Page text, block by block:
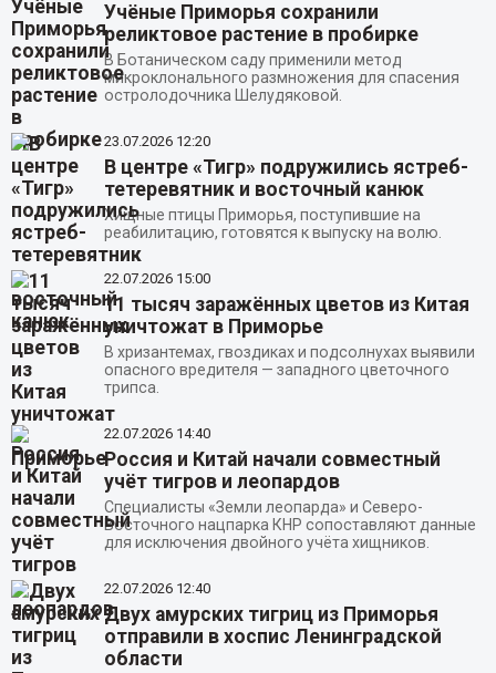
Учёные Приморья сохранили
реликтовое растение в пробирке
В Ботаническом саду применили метод
микроклонального размножения для спасения
остролодочника Шелудяковой.
23.07.2026 12:20
В центре «Тигр» подружились ястреб-
тетеревятник и восточный канюк
Хищные птицы Приморья, поступившие на
реабилитацию, готовятся к выпуску на волю.
22.07.2026 15:00
11 тысяч заражённых цветов из Китая
уничтожат в Приморье
В хризантемах, гвоздиках и подсолнухах выявили
опасного вредителя — западного цветочного
трипса.
22.07.2026 14:40
Россия и Китай начали совместный
учёт тигров и леопардов
Специалисты «Земли леопарда» и Северо-
Восточного нацпарка КНР сопоставляют данные
для исключения двойного учёта хищников.
22.07.2026 12:40
Двух амурских тигриц из Приморья
отправили в хоспис Ленинградской
области